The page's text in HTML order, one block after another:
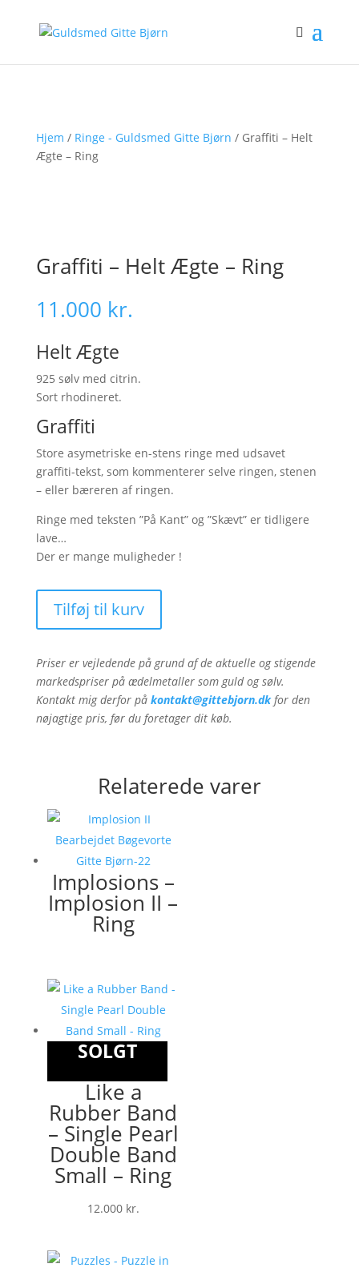
Hjem / Ringe - Guldsmed Gitte Bjørn / Graffiti – Helt
Ægte – Ring
Graffiti – Helt Ægte – Ring
11.000 kr.
Helt Ægte
925 sølv med citrin.
Sort rhodineret.
Graffiti
Store asymetriske en-stens ringe med udsavet
graffiti-tekst, som kommenterer selve ringen, stenen
– eller bæreren af ringen.
Ringe med teksten ”På Kant” og ”Skævt” er tidligere
lave…
Der er mange muligheder !
Tilføj til kurv
Priser er vejledende på grund af de aktuelle og stigende
markedspriser på ædelmetaller som guld og sølv.
Kontakt mig derfor på kontakt@gittebjorn.dkfor den
nøjagtige pris, før du foretager dit køb.
Relaterede varer
Implosions –
Implosion II –
Ring
SOLGT
Like a
Rubber Band
– Single Pearl
Double Band
Small – Ring
12.000 kr.